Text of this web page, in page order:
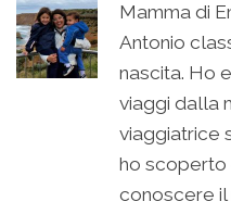
Mamma di
Antonio
nascita. Ho
viaggi dalla
viaggiatrice
ho scoperto
conoscere il